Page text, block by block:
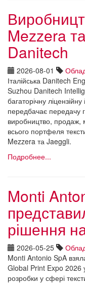
Mezzera
Danitech
2026-08-01
Італійська Danitech
Suzhou Danitech
багаторічну
передбачає передачу
виробництво, продаж,
всього портфеля
Mezzera та Jaeggli.
Подробнее...
Monti
рішення
2026-05-25
Monti Antonio SpA
Global Print Expo 2026
розробки у сфері